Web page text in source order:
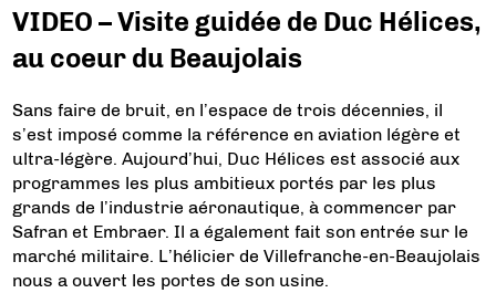
VIDEO – Visite guidée de Duc Hélices,
au coeur du Beaujolais
Sans faire de bruit, en l’espace de trois décennies, il
s’est imposé comme la référence en aviation légère et
ultra-légère. Aujourd’hui, Duc Hélices est associé aux
programmes les plus ambitieux portés par les plus
grands de l’industrie aéronautique, à commencer par
Safran et Embraer. Il a également fait son entrée sur le
marché militaire. L’hélicier de Villefranche-en-Beaujolais
nous a ouvert les portes de son usine.